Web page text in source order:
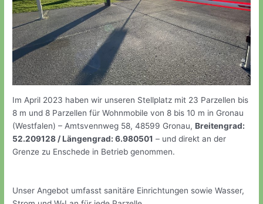
Im April 2023 haben wir unseren Stellplatz mit 23 Parzellen bis
8 m und 8 Parzellen für Wohnmobile von 8 bis 10 m in Gronau
(Westfalen) – Amtsvennweg 58, 48599 Gronau,Breitengrad:
52.209128 / Längengrad: 6.980501 – und direkt an der
Grenze zu Enschede in Betrieb genommen.
Unser Angebot umfasst sanitäre Einrichtungen sowie Wasser,